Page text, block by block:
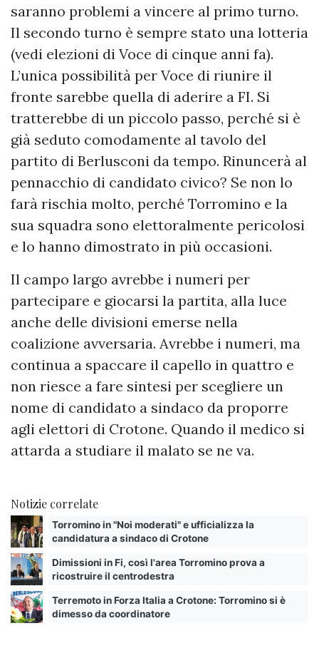
saranno problemi a vincere al primo turno.
Il secondo turno è sempre stato una lotteria
(vedi elezioni di Voce di cinque anni fa).
L’unica possibilità per Voce di riunire il
fronte sarebbe quella di aderire a FI. Si
tratterebbe di un piccolo passo, perché si è
già seduto comodamente al tavolo del
partito di Berlusconi da tempo. Rinuncerà al
pennacchio di candidato civico? Se non lo
farà rischia molto, perché Torromino e la
sua squadra sono elettoralmente pericolosi
e lo hanno dimostrato in più occasioni.
Il campo largo avrebbe i numeri per
partecipare e giocarsi la partita, alla luce
anche delle divisioni emerse nella
coalizione avversaria. Avrebbe i numeri, ma
continua a spaccare il capello in quattro e
non riesce a fare sintesi per scegliere un
nome di candidato a sindaco da proporre
agli elettori di Crotone. Quando il medico si
attarda a studiare il malato se ne va.
Notizie correlate
Torromino in "Noi moderati" e ufficializza la
candidatura a sindaco di Crotone
Dimissioni in Fi, così l'area Torromino prova a
ricostruire il centrodestra
Terremoto in Forza Italia a Crotone: Torromino si è
dimesso da coordinatore